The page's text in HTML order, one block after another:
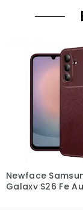
Newface
Galaxy S26 Fe